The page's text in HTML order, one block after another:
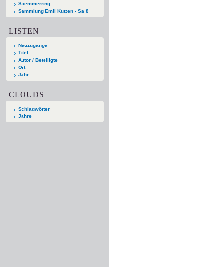
Soemmerring
Sammlung Emil Kutzen - Sa 8
LISTEN
Neuzugänge
Titel
Autor / Beteiligte
Ort
Jahr
CLOUDS
Schlagwörter
Jahre